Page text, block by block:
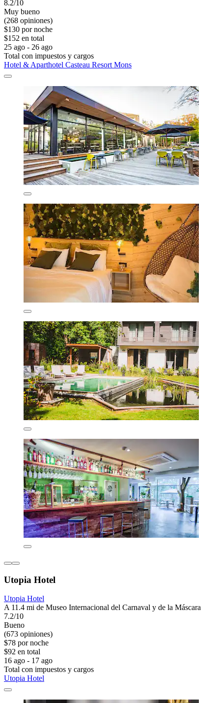
8.2/10
Muy bueno
(268 opiniones)
$130 por noche
$152 en total
25 ago - 26 ago
Total con impuestos y cargos
Hotel & Aparthotel Casteau Resort Mons
Utopia Hotel
Utopia Hotel
A 11.4 mi de Museo Internacional del Carnaval y de la Máscara
7.2/10
Bueno
(673 opiniones)
$78 por noche
$92 en total
16 ago - 17 ago
Total con impuestos y cargos
Utopia Hotel